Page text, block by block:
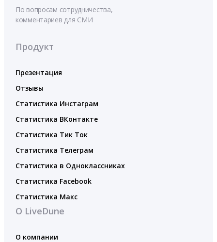
По вопросам сотрудничества,
комментариев для СМИ
Продукт
Презентация
Отзывы
Статистика Инстаграм
Статистика ВКонтакте
Статистика Тик Ток
Статистика Телеграм
Статистика в Одноклассниках
Статистика Facebook
Статистика Макс
О LiveDune
О компании